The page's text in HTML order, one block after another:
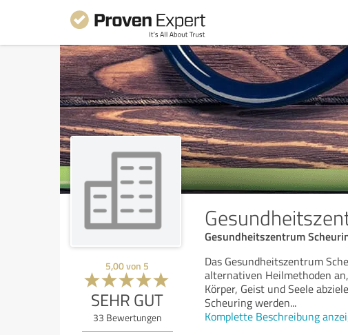
Gesundheitszentrum
5,00von 5
SEHR GUT
33 Bewertungen
Das Gesundheitszentrum
alternativen Heilmethoden
Körper, Geist und Seele
Scheuring werden...
Komplette Beschreibung